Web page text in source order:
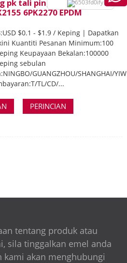
pk tali pinggang poli v khas
6PK2270 EPDM
$0.1 - $1.9 / Keping | Dapatkan
Kuantiti Pesanan Minimum:100
Keupayaan Bekalan:100000
sebulan
GUANGZHOU/SHANGHAI/
TL/CD/...
PERINCIAN
tentang produk atau
sila tinggalkan emel anda
kami akan menghubungi